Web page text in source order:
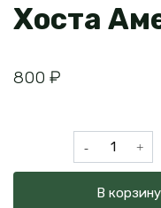
Хоста
800 ₽
Количество
товара
Американ
В корзину